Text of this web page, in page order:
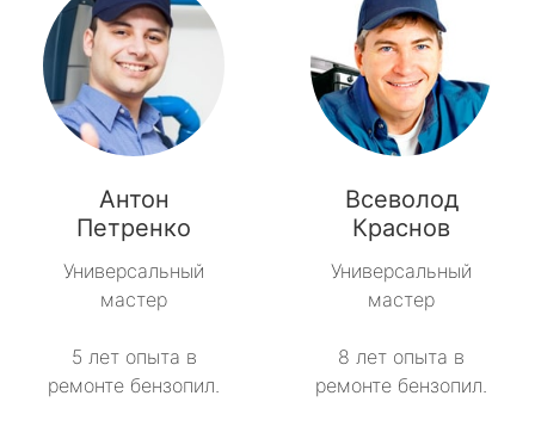
Антон
Петренко
Универсальный
мастер
5 лет опыта в
ремонте бензопил.
Всеволод
Краснов
Универсальный
мастер
8 лет опыта в
ремонте бензопил.